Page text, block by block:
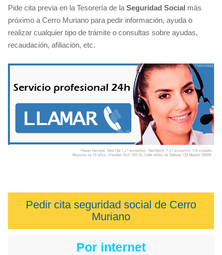
Pide cita previa en la Tesorería de la Seguridad Social más
próximo a Cerro Muriano para pedir información, ayuda o
realizar cualquier tipo de trámite o consultas sobre ayudas,
recaudación, afiliación, etc.
Pedir cita seguridad social de Cerro
Muriano
Por internet